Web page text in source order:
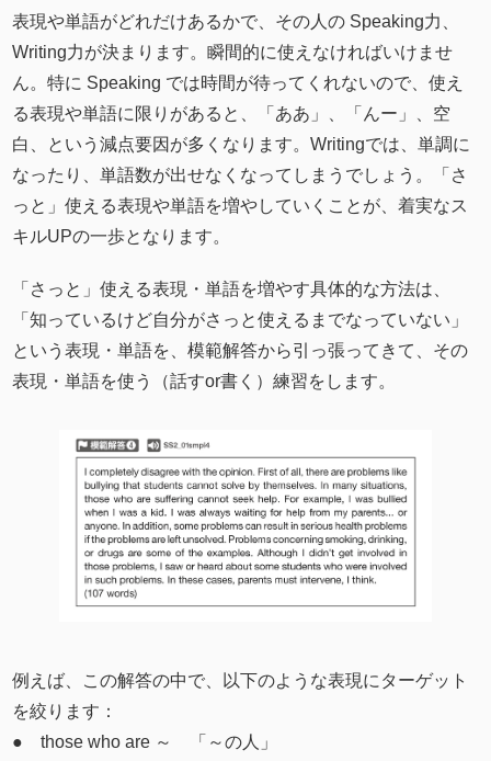
表現や単語がどれだけあるかで、その人の Speaking力、
Writing力が決まります。瞬間的に使えなければいけませ
ん。特に Speaking では時間が待ってくれないので、使え
る表現や単語に限りがあると、「ああ」、「んー」、空
白、という減点要因が多くなります。Writingでは、単調に
なったり、単語数が出せなくなってしまうでしょう。「さ
っと」使える表現や単語を増やしていくことが、着実なス
キルUPの一歩となります。
「さっと」使える表現・単語を増やす具体的な方法は、
「知っているけど自分がさっと使えるまでなっていない」
という表現・単語を、模範解答から引っ張ってきて、その
表現・単語を使う（話すor書く）練習をします。
例えば、この解答の中で、以下のような表現にターゲット
を絞ります：
● those who are ～ 「～の人」